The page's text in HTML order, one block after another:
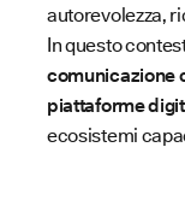
autorevolezza,
In questo
comunicazione
piattaforme
ecosistemi